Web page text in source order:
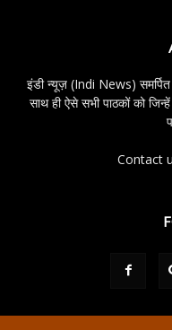
इंडी न्यूज़ (Indi News) समर्पित है
साथ ही ऐसे सभी पाठकों को
Contact